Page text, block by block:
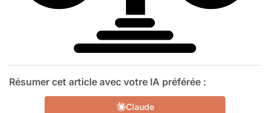
Résumer cet article avec votre IA préférée :
Claude